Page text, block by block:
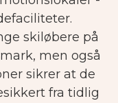
skiløbere på
men også
sikrer at de
fra tidlig